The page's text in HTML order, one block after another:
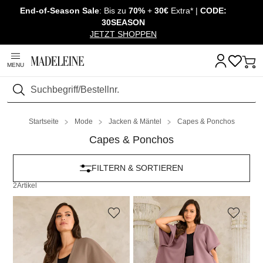
Überspringe Navigation, direkt zum Content
End-of-Season Sale: Bis zu 70% + 30€ Extra* | CODE:
30SEASON
JETZT SHOPPEN
MENU
Suchen
Startseite Mode Jacken & Mäntel Capes & Ponchos
Capes & Ponchos
2Artikel
FILTERN & SORTIEREN
PLANTIER
Fleece-Poncho
PLANTIER
Fleece-Poncho
39,95 €